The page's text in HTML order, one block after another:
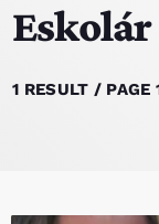
HOME
NOTISIA
1 RESULT / PAGE